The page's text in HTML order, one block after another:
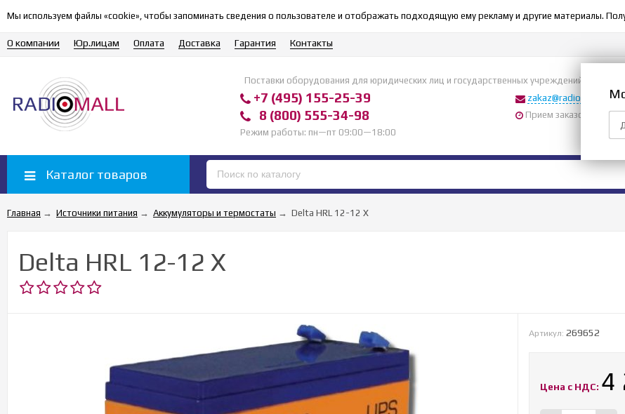
Мы используем файлы «cookie», чтобы запоминать сведения о пользователе и отображать подходящую ему рекламу и другие материалы.
О компании Юр.лицам Оплата Доставка Гарантия Контакты
Поставки оборудования для юридических лиц и государственных учреждений
+7 (495) 155-25-39
8 (800) 555-34-98
Режим работы: пн—пт 09:00—18:00
zakaz@radiomall.ru
Прием заказов 24 часа
Каталог товаров
Главная → Источники питания → Аккумуляторы и термостаты → Delta HRL 12-12 X
Delta HRL 12-12 X
Артикул: 269652
Цена с НДС: 4